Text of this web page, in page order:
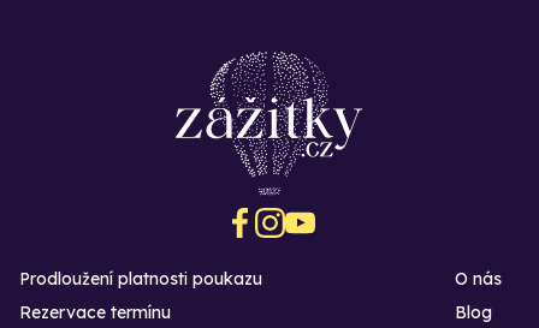
Prodloužení platnosti poukazu
Rezervace termínu
O nás
Blog